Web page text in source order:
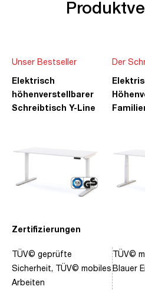
Zertifizierungen
Unser Bestseller
Elektrisch
höhenverstellbarer
Schreibtisch Y-Line
TÜV© geprüfte
Sicherheit, TÜV© mobiles
Arbeiten
Der
die
TÜV©
Blauer